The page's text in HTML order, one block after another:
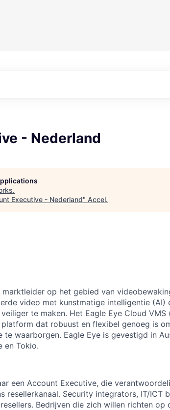
- Nederland
.
Executive - Nederland" Accel.
op het gebied van
video met kunstmatige intelligentie (AI)
te maken. Het Eagle Eye Cloud VMS
dat robuust en flexibel genoeg is
waarborgen. Eagle Eye is gevestigd in
en Tokio.
een Account Executive, die
resellerkanaal. Security integrators, IT/ICT
Bedrijven die zich willen richten op